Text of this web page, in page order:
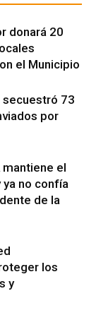
donará 20
el Municipio
secuestró 73
por
mantiene el
no confía
de la
los
y